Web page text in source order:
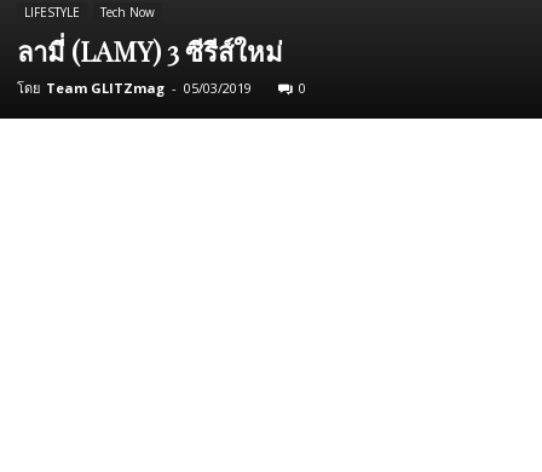
LIFESTYLE Tech Now
ลามี่ (LAMY) 3 ซีรีส์ใหม่
โดย Team GLITZmag - 05/03/2019 0